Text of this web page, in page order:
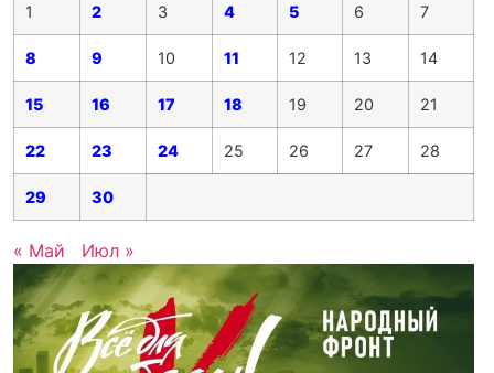
1 2 3 4 5 6 7
8 9 10 11 12 13 14
15 16 17 18 19 20 21
22 23 24 25 26 27 28
29 30
« Май Июл »